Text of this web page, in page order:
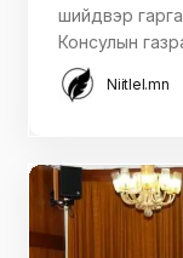
шийдвэр
Консулын
Niitlel.mn